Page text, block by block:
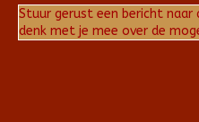
Stuur gerust een bericht
denk met je mee over de